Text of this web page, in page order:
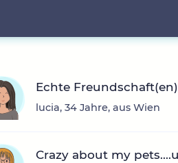
Echte
lucia, 34 Jahre, aus Wien
Crazy about my